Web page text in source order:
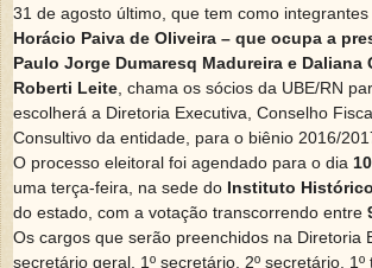
31 de agosto último, que tem como
Horácio Paiva de Oliveira – que ocupa a
Paulo Jorge Dumaresq Madureira e Daliana
Roberti Leite , chama os sócios da UBE/RN
escolherá a Diretoria Executiva, Conselho
Consultivo da entidade, para o biênio 2016/
O processo eleitoral foi agendado para o dia
uma terça-feira, na sede do Instituto
do estado, com a votação transcorrendo entre
Os cargos que serão preenchidos na Diretoria
secretário geral, 1º secretário, 2º secretário,